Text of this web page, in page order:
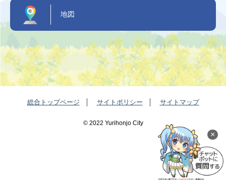
×
地図
総合トップページ サイトポリシー サイトマップ
©️ 2022 Yurihonjo City